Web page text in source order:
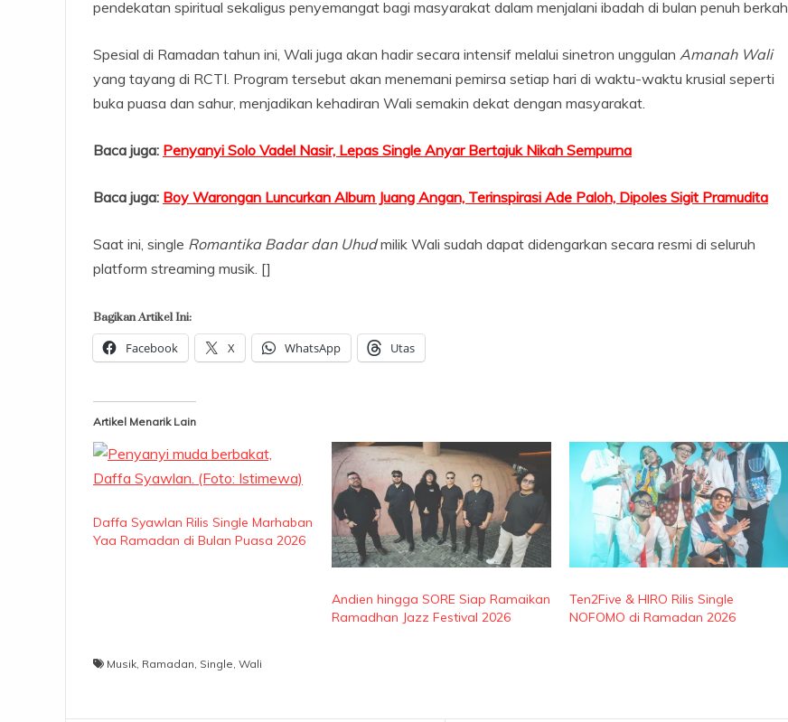
pendekatan spiritual sekaligus penyemangat bagi masyarakat dalam menjalani ibadah di bulan penuh berkah.
Spesial di Ramadan tahun ini, Wali juga akan hadir secara intensif melalui sinetron unggulan Amanah Wali
yang tayang di RCTI. Program tersebut akan menemani pemirsa setiap hari di waktu-waktu krusial seperti
buka puasa dan sahur, menjadikan kehadiran Wali semakin dekat dengan masyarakat.
Baca juga: Penyanyi Solo Vadel Nasir, Lepas Single Anyar Bertajuk Nikah Sempurna
Baca juga: Boy Warongan Luncurkan Album Juang Angan, Terinspirasi Ade Paloh, Dipoles Sigit Pramudita
Saat ini, single Romantika Badar dan Uhudmilik Wali sudah dapat didengarkan secara resmi di seluruh
platform streaming musik. []
Bagikan Artikel Ini:
Facebook X WhatsApp Utas
Artikel Menarik Lain
Daffa Syawlan Rilis Single Marhaban
Yaa Ramadan di Bulan Puasa 2026
Andien hingga SORE Siap Ramaikan
Ramadhan Jazz Festival 2026
Ten2Five & HIRO Rilis Single
NOFOMO di Ramadan 2026
Musik, Ramadan, Single, Wali